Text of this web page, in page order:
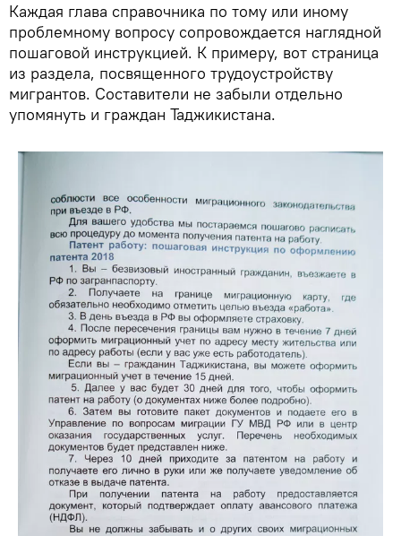
Каждая глава справочника по тому или иному
проблемному вопросу сопровождается наглядной
пошаговой инструкцией. К примеру, вот страница
из раздела, посвященного трудоустройству
мигрантов. Составители не забыли отдельно
упомянуть и граждан Таджикистана.